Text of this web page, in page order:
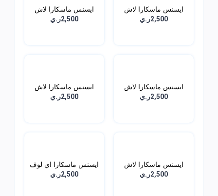
ايسنس ماسكارا لاش
برينس...
2,500ر.ي
ايسنس ماسكارا لاش
برنسس...
2,500ر.ي
ايسنس ماسكارا لاش
برنسس...
2,500ر.ي
ايسنس ماسكارا لاش
برنسس...
2,500ر.ي
ايسنس ماسكارا لاش
برينس...
2,500ر.ي
ايسنس ماسكارا اي لوف
اك...
2,500ر.ي